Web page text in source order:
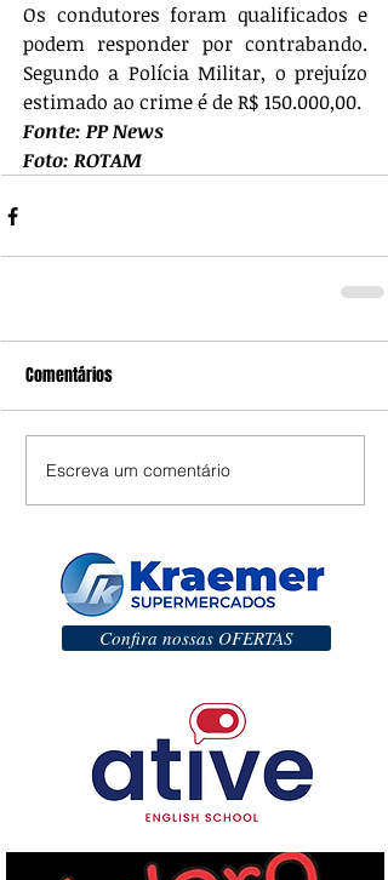
Os condutores foram qualificados e
podem responder por contrabando.
Segundo a Polícia Militar, o prejuízo
estimado ao crime é de R$ 150.000,00.
Fonte: PP News
Foto: ROTAM
Comentários
Escreva um comentário
Confira nossas OFERTAS